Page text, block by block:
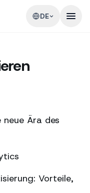
DE
neue Ära des
Vorteile,